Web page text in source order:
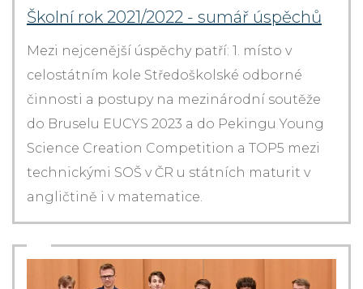
Školní rok 2021/2022 - sumář úspěchů
Mezi nejcenější úspěchy patří: 1. místo v
celostátním kole Středoškolské odborné
činnosti a postupy na mezinárodní soutěže
do Bruselu EUCYS 2023 a do Pekingu Young
Science Creation Competition a TOP5 mezi
technickými SOŠ v ČR u státních maturit v
angličtině i v matematice.